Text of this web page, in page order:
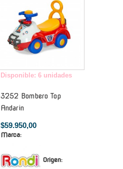
Disponible: 6 unidades
3252 Bombero Top
Andarin
$59.950,00
Marca:
Origen: